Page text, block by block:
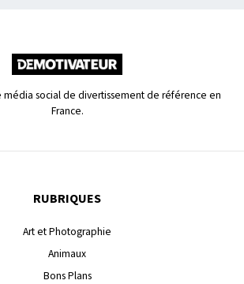
média social de divertissement de référence en
France.
RUBRIQUES
Art et Photographie
Animaux
Bons Plans